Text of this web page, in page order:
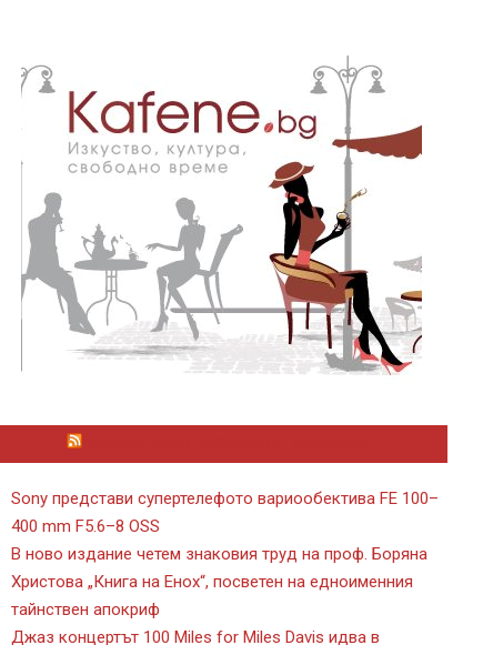
Sony представи супертелефото вариообектива FE 100–
400 mm F5.6–8 OSS
В ново издание четем знаковия труд на проф. Боряна
Христова „Книга на Енох“, посветен на едноименния
тайнствен апокриф
Джаз концертът 100 Miles for Miles Davis идва в